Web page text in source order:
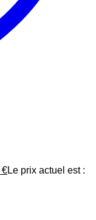
€Le prix actuel est :